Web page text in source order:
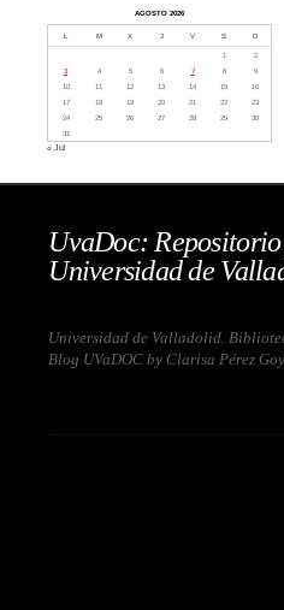
AGOSTO 2026
L M X J V S D
1
2
3
4 5 6 7 8
9
10
11 12 13 14 15
16
17
18 19 20 21 22
23
24
25 26 27 28 29
30
31
« Jul
UvaDoc:
Universidad de
Universidad de Valladolid.
Blog UVaDOC by Clarisa Pérez